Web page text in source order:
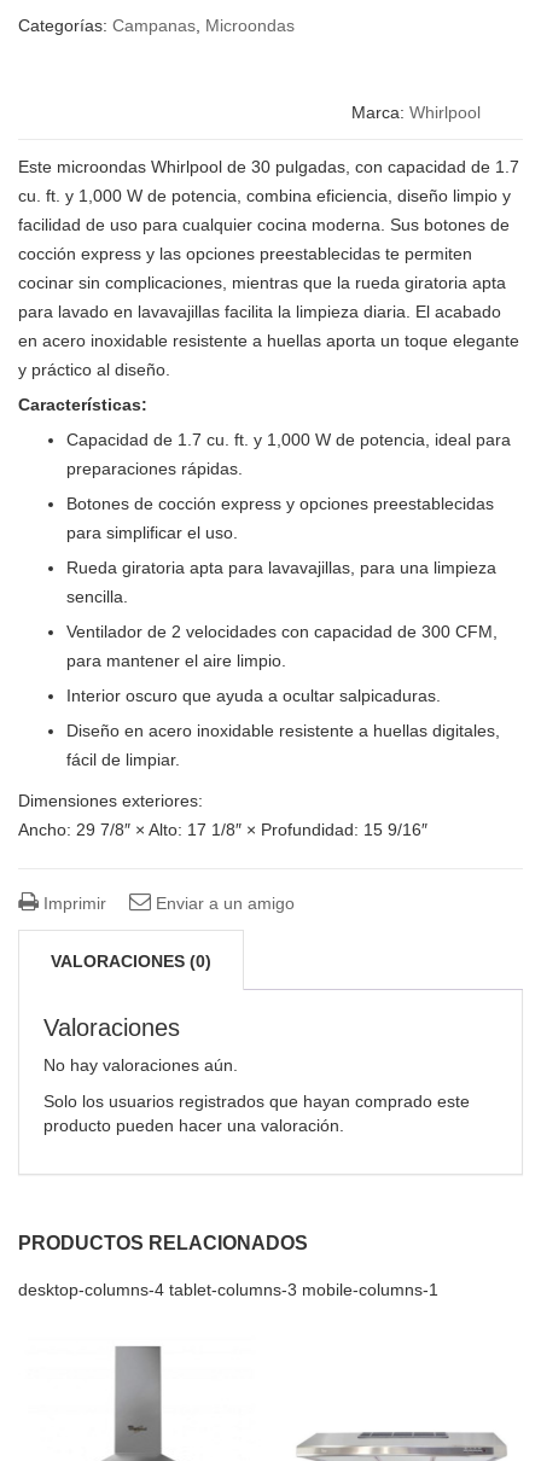
Categorías: Campanas Microondas
Marca: Whirlpool
Este microondas Whirlpool de 30 pulgadas, con capacidad de 1.7
cu. ft. y 1,000 W de potencia, combina eficiencia, diseño limpio y
facilidad de uso para cualquier cocina moderna. Sus botones de
cocción express y las opciones preestablecidas te permiten
cocinar sin complicaciones, mientras que la rueda giratoria apta
para lavado en lavavajillas facilita la limpieza diaria. El acabado
en acero inoxidable resistente a huellas aporta un toque elegante
y práctico al diseño.
Características:
Capacidad de 1.7 cu. ft. y 1,000 W de potencia, ideal para
preparaciones rápidas.
Botones de cocción express y opciones preestablecidas
para simplificar el uso.
Rueda giratoria apta para lavavajillas, para una limpieza
sencilla.
Ventilador de 2 velocidades con capacidad de 300 CFM,
para mantener el aire limpio.
Interior oscuro que ayuda a ocultar salpicaduras.
Diseño en acero inoxidable resistente a huellas digitales,
fácil de limpiar.
Dimensiones exteriores:
Ancho: 29 7/8″ × Alto: 17 1/8″ × Profundidad: 15 9/16″
Imprimir Enviar a un amigo
VALORACIONES (0)
Valoraciones
No hay valoraciones aún.
Solo los usuarios registrados que hayan comprado este
producto pueden hacer una valoración.
PRODUCTOS RELACIONADOS
desktop-columns-4 tablet-columns-3 mobile-columns-1